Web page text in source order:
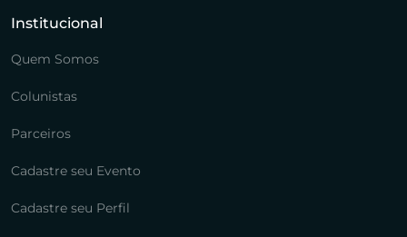
Institucional
Quem Somos
Colunistas
Parceiros
Cadastre seu Evento
Cadastre seu Perfil